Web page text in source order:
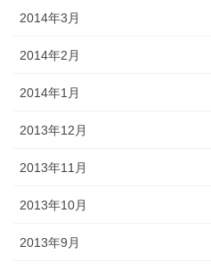
2014年3月
2014年2月
2014年1月
2013年12月
2013年11月
2013年10月
2013年9月